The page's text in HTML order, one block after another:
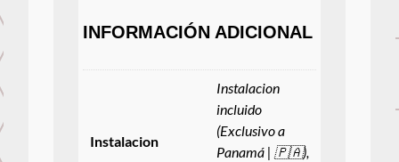
INFORMACIÓN ADICIONAL
Instalacion
Instalacion
incluido
(Exclusivo a
Panamá | 🇵🇦),